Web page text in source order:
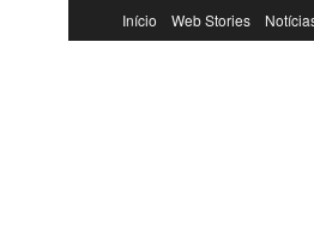
Início Web Stories